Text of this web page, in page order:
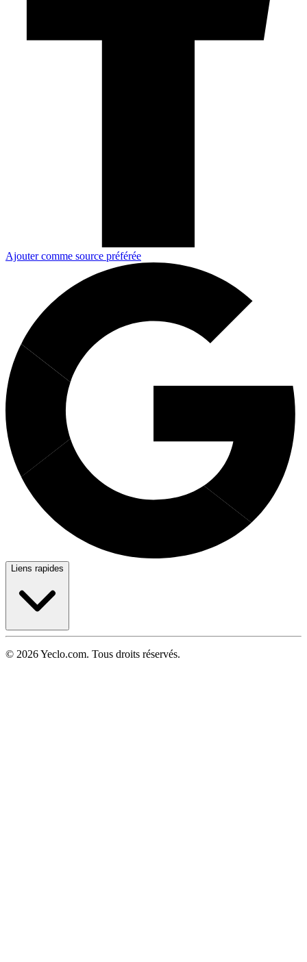
Ajouter comme source préférée
Liens rapides
© 2026 Yeclo.com. Tous droits réservés.